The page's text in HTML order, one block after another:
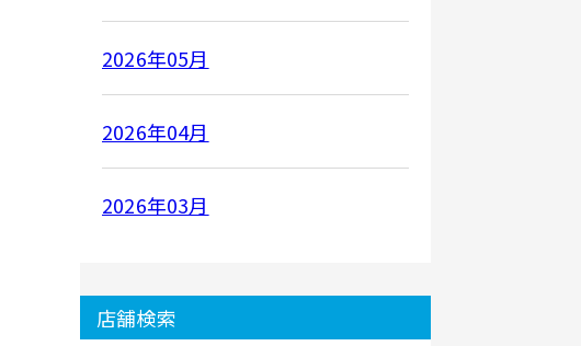
2026年05月
2026年04月
2026年03月
店舗検索